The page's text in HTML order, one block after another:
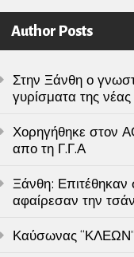
Author Posts
Στην Ξάνθη ο
γυρίσματα της
Χορηγήθηκε στον
απο τη Γ.Γ.Α
Ξάνθη: Επιτέθηκαν
αφαίρεσαν την
Καύσωνας